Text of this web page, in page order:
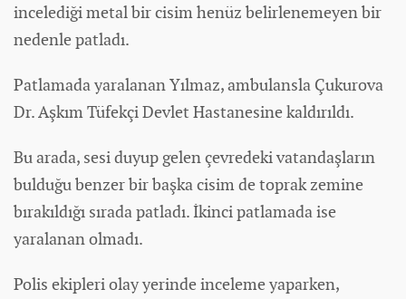
incelediği metal bir cisim henüz belirlenemeyen bir
nedenle patladı.
Patlamada yaralanan Yılmaz, ambulansla Çukurova
Dr. Aşkım Tüfekçi Devlet Hastanesine kaldırıldı.
Bu arada, sesi duyup gelen çevredeki vatandaşların
bulduğu benzer bir başka cisim de toprak zemine
bırakıldığı sırada patladı. İkinci patlamada ise
yaralanan olmadı.
Polis ekipleri olay yerinde inceleme yaparken,